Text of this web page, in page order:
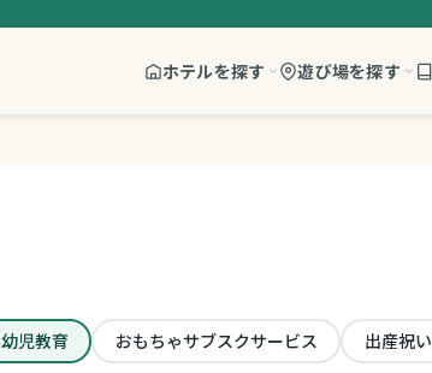
ホテルを探す 遊び場を探す
幼児教育 おもちゃサブスクサービス 出産祝い